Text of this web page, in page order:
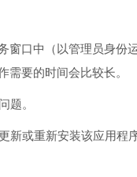
口中（以管理员身份
要的时间会比较长。
题。
新或重新安装该应用程